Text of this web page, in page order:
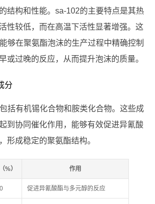
结构和性能。sa-102的主要特点是其热
性较低，而在高温下活性显著增强。这
够在聚氨酯泡沫的生产过程中精确控制
或过晚的反应，从而提升泡沫的质量。
分
括有机锡化合物和胺类化合物。这些成
到协同催化作用，能够有效促进异氰酸
形成稳定的聚氨酯结构。
%） 作用
促进异氰酸酯与多元醇的反应